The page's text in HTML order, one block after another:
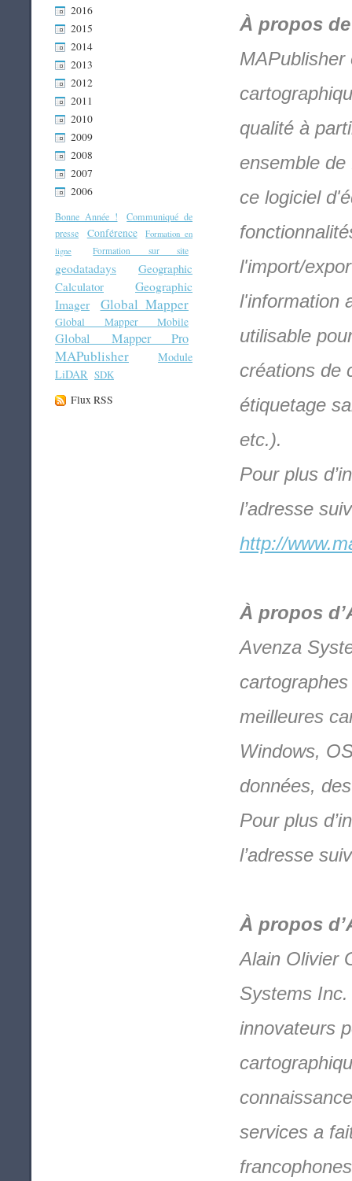
2016
2015
2014
2013
2012
2011
2010
2009
2008
2007
2006
Bonne Année !
Communiqué de
presse
Conférence
Formation en
ligne
Formation sur site
geodatadays
Geographic
Calculator
Geographic
Imager
Global Mapper
Global Mapper Mobile
Global Mapper Pro
MAPublisher
Module
LiDAR SDK
Flux RSS
À propos
MAPublisher
qualité à
ensemble
ce logiciel
l'import/
l'information
utilisable
créations de
étiquetage
etc.).
Pour plus
l’adresse
http://
À propos
Avenza
meilleures
Windows,
données,
Pour plus
l’adresse
À propos
Alain Olivier
Systems
innovateurs
services a